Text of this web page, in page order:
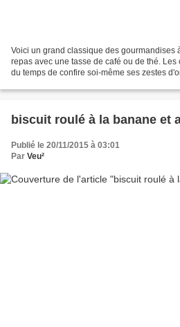
Voici un grand classique des gourmandises
repas avec une tasse de café ou de thé. Les
du temps de confire soi-même ses zestes
biscuit roulé à la banane et
Publié le 20/11/2015 à 03:01
Par Veu²